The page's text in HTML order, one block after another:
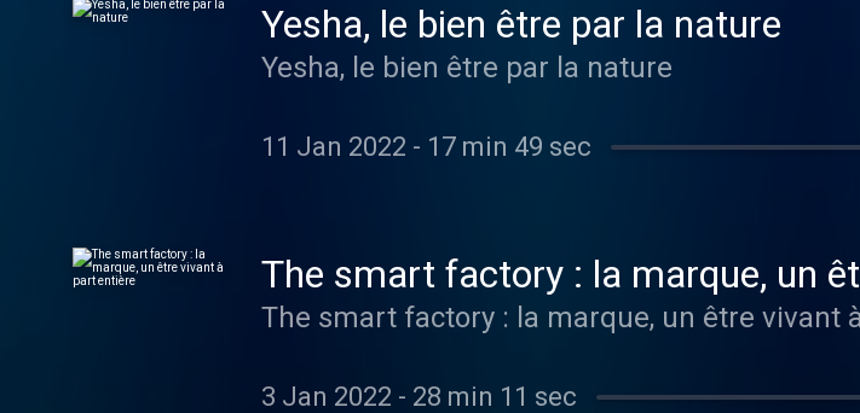
Yesha, le bien être par la nature
Yesha, le bien être par la nature
11 Jan 2022 - 17 min 49 sec
The smart factory : la marque, un
The smart factory : la marque, un être vivant
3 Jan 2022 - 28 min 11 sec